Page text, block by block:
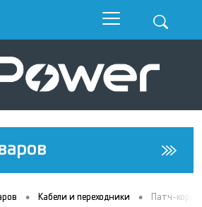
• Кабели и переходники • Патч-корд